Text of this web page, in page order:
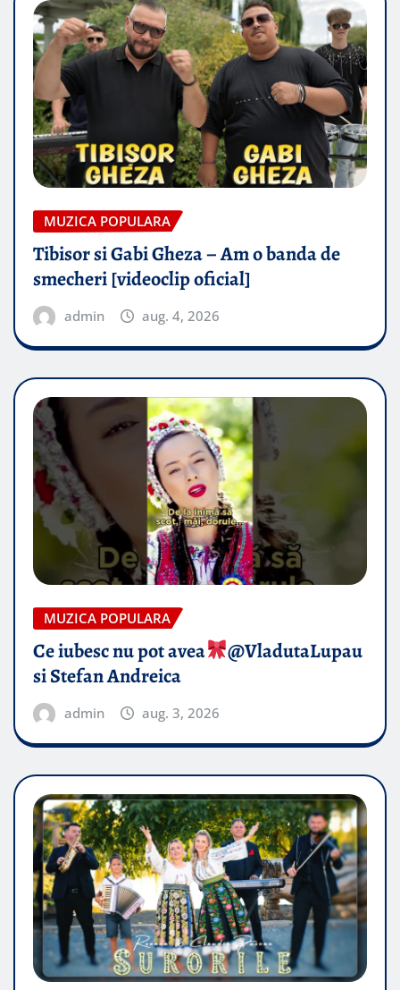
MUZICA POPULARA
Tibisor si Gabi Gheza – Am o banda de
smecheri [videoclip oficial]
admin aug. 4, 2026
MUZICA POPULARA
Ce iubesc nu pot avea
​@VladutaLupau
si Stefan Andreica
admin aug. 3, 2026